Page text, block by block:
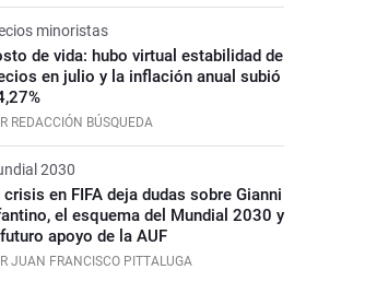
minoristas
de vida: hubo virtual estabilidad de
en julio y la inflación anual subió
REDACCIÓN BÚSQUEDA
2030
crisis en FIFA deja dudas sobre Gianni
el esquema del Mundial 2030 y
apoyo de la AUF
JUAN FRANCISCO PITTALUGA